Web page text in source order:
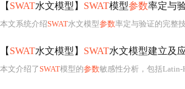
【 SWAT水文模型】 SWAT模型参数率定与
本文系统介绍SWAT水文模型参数率定与验证的完整
【 SWAT水文模型】 SWAT水文模型建立及
本文介绍了SWAT模型的参数敏感性分析，包括Latin-Hypercube(LH)和